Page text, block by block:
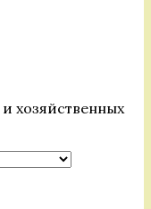
хозяйственных